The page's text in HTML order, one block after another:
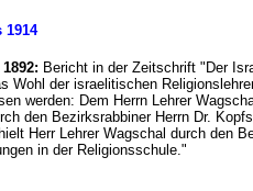
1914
Bericht in der Zeitschrift "Der
Wohl der israelitischen
werden: Dem Herrn Lehrer
den Bezirksrabbiner Herrn Dr.
Herr Lehrer Wagschal durch den
in der Religionsschule."